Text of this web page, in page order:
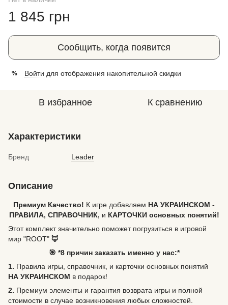
1 845 грн
Сообщить, когда появится
% Войти для отображения накопительной скидки
В избранное К сравнению
Характеристики
Бренд Leader
Описание
Премиум Качество! К игре добавляем НА УКРАИНСКОМ -
ПРАВИЛА, СПРАВОЧНИК, и КАРТОЧКИ основных понятий!
Этот комплект значительно поможет погрузиться в игровой
мир "ROOT" 🦊
🎯 *8 причин заказать именно у нас:*
1. Правила игры, справочник, и карточки основных понятий
НА УКРАИНСКОМ в подарок!
2. Премиум элементы и гарантия возврата игры и полной
стоимости в случае возникновения любых сложностей.